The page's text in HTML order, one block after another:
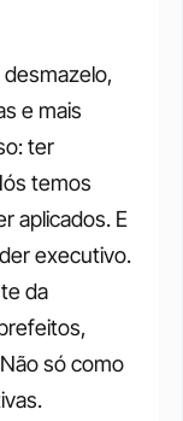
e mais
ter
temos
aplicados. E
executivo.
da
só como